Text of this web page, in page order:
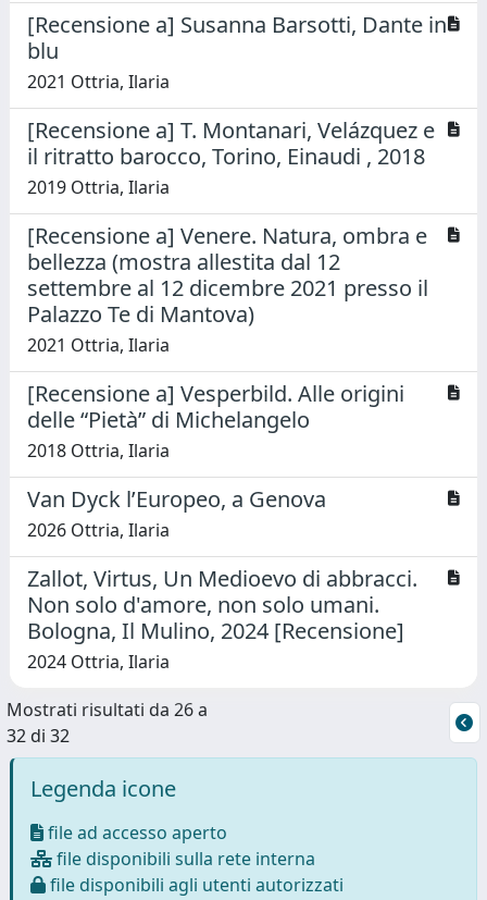
[Recensione a] Susanna Barsotti, Dante in
blu
2021 Ottria, Ilaria
[Recensione a] T. Montanari, Velázquez e
il ritratto barocco, Torino, Einaudi , 2018
2019 Ottria, Ilaria
[Recensione a] Venere. Natura, ombra e
bellezza (mostra allestita dal 12
settembre al 12 dicembre 2021 presso il
Palazzo Te di Mantova)
2021 Ottria, Ilaria
[Recensione a] Vesperbild. Alle origini
delle “Pietà” di Michelangelo
2018 Ottria, Ilaria
Van Dyck l’Europeo, a Genova
2026 Ottria, Ilaria
Zallot, Virtus, Un Medioevo di abbracci.
Non solo d'amore, non solo umani.
Bologna, Il Mulino, 2024 [Recensione]
2024 Ottria, Ilaria
Mostrati risultati da 26 a
32 di 32
Legenda icone
file ad accesso aperto
file disponibili sulla rete interna
file disponibili agli utenti autorizzati